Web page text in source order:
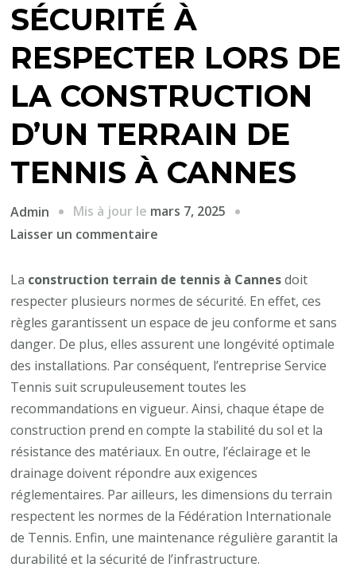
SÉCURITÉ À
RESPECTER LORS DE
LA CONSTRUCTION
D’UN TERRAIN DE
TENNIS À CANNES
Admin Mis à jour le mars 7, 2025
Laisser un commentaire
NORMES
DE
SÉCURITÉ
À
RESPECTER
LORS
DE
LA
CONSTRUCTION
D’UN
TERRAIN
DE
TENNIS
À
La construction terrain de tennis à Cannesdoit
respecter plusieurs normes de sécurité. En effet, ces
règles garantissent un espace de jeu conforme et sans
danger. De plus, elles assurent une longévité optimale
des installations. Par conséquent, l’entreprise Service
Tennis suit scrupuleusement toutes les
recommandations en vigueur. Ainsi, chaque étape de
construction prend en compte la stabilité du sol et la
résistance des matériaux. En outre, l’éclairage et le
drainage doivent répondre aux exigences
réglementaires. Par ailleurs, les dimensions du terrain
respectent les normes de la Fédération Internationale
de Tennis. Enfin, une maintenance régulière garantit la
durabilité et la sécurité de l’infrastructure.